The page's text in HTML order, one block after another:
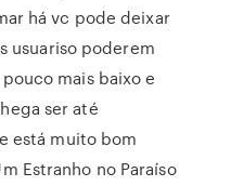
há vc pode deixar
usuariso poderem
mais baixo e
ser até
está muito bom
Estranho no Paraíso